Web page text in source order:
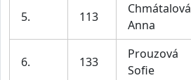
5. 113
Chmátalová
Anna
6. 133
Prouzová
Sofie